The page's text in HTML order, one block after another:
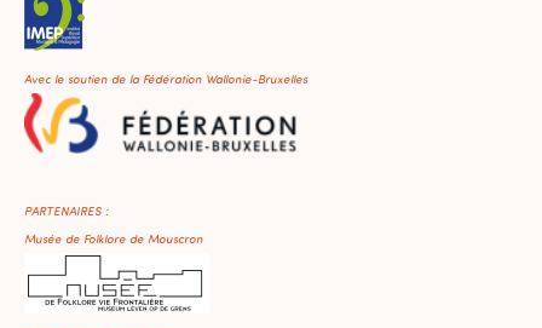
Avec le soutien de la Fédération Wallonie-Bruxelles
PARTENAIRES :
Musée de Folklore de Mouscron